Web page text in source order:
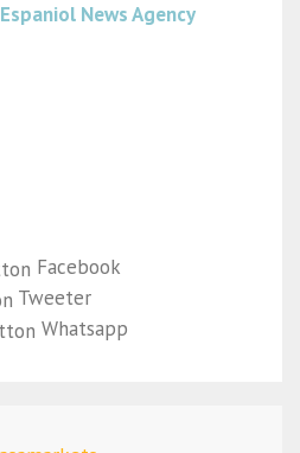
Espaniol News Agency
Facebook
Tweeter
Whatsapp